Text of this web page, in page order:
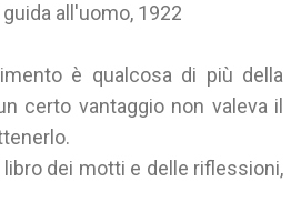
guida all'uomo, 1922
è qualcosa di più della
certo vantaggio non valeva il
libro dei motti e delle riflessioni,